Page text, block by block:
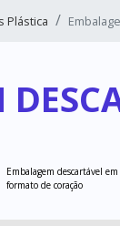
Plástica
Embalagem descartável em
formato de coração